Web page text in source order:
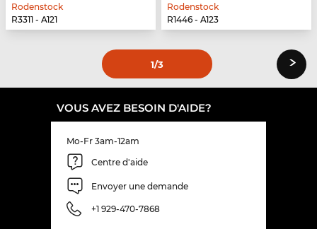
Rodenstock
R3311 - A121
Rodenstock
R1446 - A123
1/3 ›
VOUS AVEZ BESOIN D'AIDE?
Mo-Fr 3am-12am
Centre d'aide
Envoyer une demande
+1 929-470-7868